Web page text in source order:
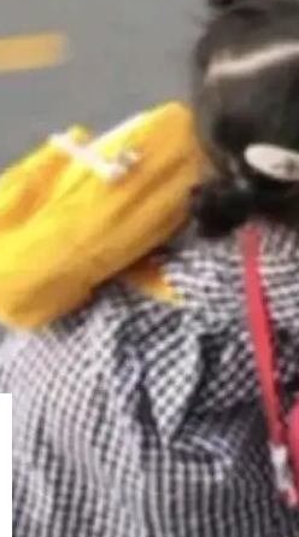
入Mooncake T
30%、非零拷贝
底层基
后续腾讯网平将
的高性能通信组
中实现了一
擎（Engine），
企业研发场景的
凭借卓越的技术
路私有化部署，
，越来越多企业已
过调用公有云模
效率。但随着 AI
向团队级、组织
中，对安全性、
求。 首先是数据
通研发场景，公
率提升的需求。
据安全要求较...
人工智能
布《2025年人工
展示人工智能在
座、行业赋能、
大方向。深信服
入选！ 随着各行
算力构成形态逐
生变化：不只是
合算力时代下，
分利用，以及持
信服AI算力网关
治理和成本治
力都看得清、管
！ 一、从现在开
个时代的结
作者之一。
的作者之一。
科学家。 Jeff D
，宣布离职。 他
Sanjay Ghema
Dean 二十多
Bigtable 的共同
脑核心成员，Se
）以及 Oriol Vin
布：界面
搜索增强
智能体，这一轮
三件事一次补
是杭州无
智能体——一位全
需求、规划步
平台，curl 一行
AI Coding
）
与价值 在软件工
识资产的主要载